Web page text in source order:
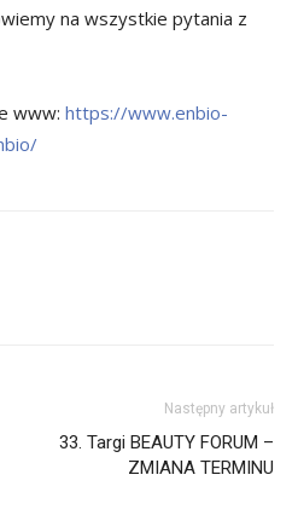
na wszystkie pytania z
www: https://www.enbio-
Następny artykuł
33. Targi BEAUTY FORUM –
ZMIANA TERMINU